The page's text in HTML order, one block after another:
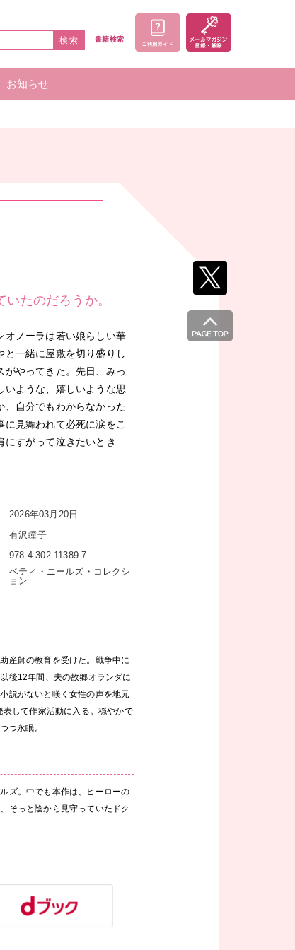
検索 書籍検索
お知らせ
たのだろうか。
オノーラは若い娘らしい華
一緒に屋敷を切り盛りし
やってきた。先日、みっ
いような、嬉しいような思
、自分でもわからなかった
見舞われて必死に涙をこ
にすがって泣きたいとき
2026年03月20日
有沢瞳子
978-4-302-11389-7
ベティ・ニールズ・コレクシ
ョン
産師の教育を受けた。戦争中に
後12年間、夫の故郷オランダに
説がないと嘆く女性の声を地元
して作家活動に入る。穏やかで
つ永眠。
ズ。中でも本作は、ヒーローの
そっと陰から見守っていたドク